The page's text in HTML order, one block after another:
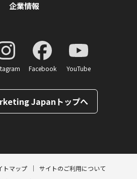
企業情報
Facebook YouTube
Japanトップへ
トマップ
サイトのご利用について